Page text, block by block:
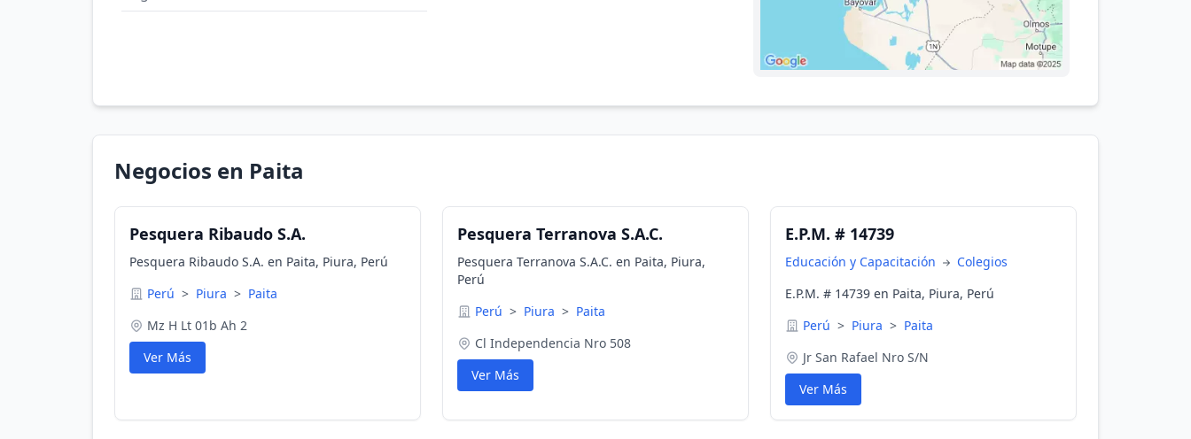
Negocios en Paita
Pesquera Ribaudo S.A.
Pesquera Ribaudo S.A. en Paita, Piura, Perú
Perú > Piura > Paita
Mz H Lt 01b Ah 2
Ver Más
Pesquera Terranova S.A.C.
Pesquera Terranova S.A.C. en Paita, Piura,
Perú
Perú > Piura > Paita
Cl Independencia Nro 508
Ver Más
E.P.M. # 14739
Educación y Capacitación
Colegios
E.P.M. # 14739 en Paita, Piura, Perú
Perú > Piura > Paita
Jr San Rafael Nro S/N
Ver Más